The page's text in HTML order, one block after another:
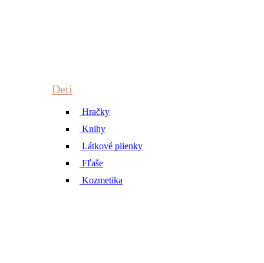
Deti
Hračky
Knihy
Látkové plienky
Fľaše
Kozmetika